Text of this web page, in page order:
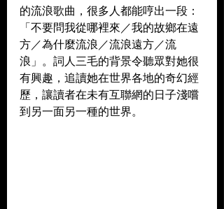
的流浪歌曲，很多人都能哼出一段：
「不要問我從哪裡來／我的故鄉在遠
方／為什麼流浪／流浪遠方／流
浪」。詞人三毛的背景令聽眾對她很
有興趣，追讀她在世界各地的奇幻經
歷，讓讀者在未有互聯網的日子淺嚐
到另一面另一種的世界。